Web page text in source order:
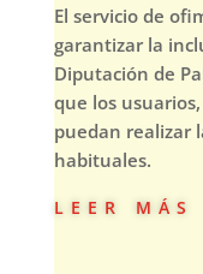
El servicio de
garantizar la
Diputación de
que los
puedan realizar
habituales.
leer más